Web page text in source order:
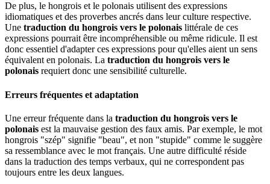
De plus, le hongrois et le polonais utilisent des expressions
idiomatiques et des proverbes ancrés dans leur culture respective.
Une traduction du hongrois vers le polonais littérale de ces
expressions pourrait être incompréhensible ou même ridicule. Il est
donc essentiel d'adapter ces expressions pour qu'elles aient un sens
équivalent en polonais. La traduction du hongrois vers le
polonais requiert donc une sensibilité culturelle.
Erreurs fréquentes et adaptation
Une erreur fréquente dans la traduction du hongrois vers le
polonais est la mauvaise gestion des faux amis. Par exemple, le mot
hongrois "szép" signifie "beau", et non "stupide" comme le suggère
sa ressemblance avec le mot français. Une autre difficulté réside
dans la traduction des temps verbaux, qui ne correspondent pas
toujours entre les deux langues.